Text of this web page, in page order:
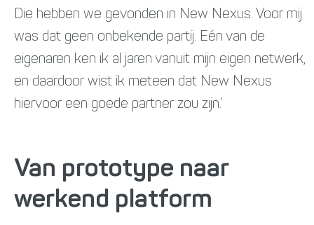
Die hebben we gevonden in New Nexus. Voor mij
was dat geen onbekende partij. Eén van de
eigenaren ken ik al jaren vanuit mijn eigen netwerk,
en daardoor wist ik meteen dat New Nexus
hiervoor een goede partner zou zijn.’
Van prototype naar
werkend platform